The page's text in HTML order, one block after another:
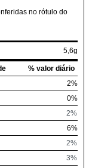
no rótulo do
5,6g
% valor diário
2%
0%
2%
6%
2%
3%